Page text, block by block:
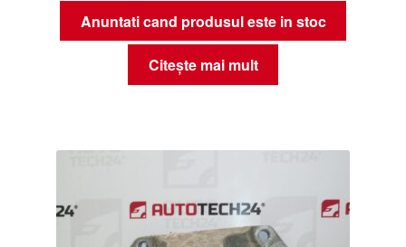
Anuntati cand produsul este in stoc
Citește mai mult